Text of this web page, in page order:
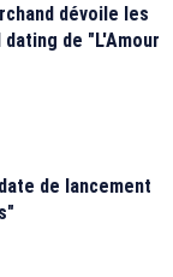
dévoile les
de "L'Amour
de lancement